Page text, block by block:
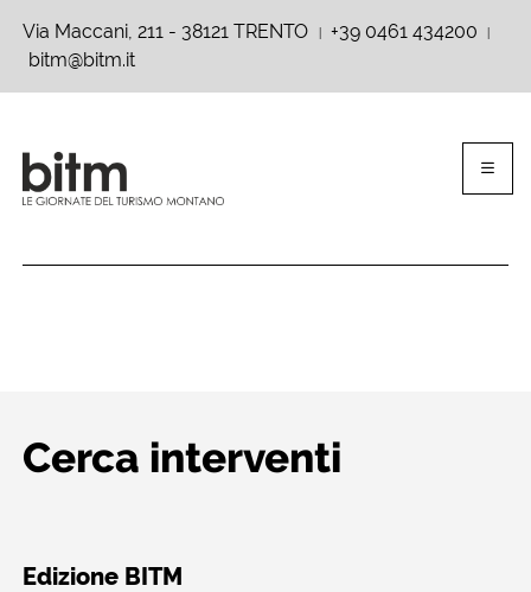
Via Maccani, 211 - 38121 TRENTO +39 0461 434200
bitm@bitm.it
Cerca interventi
Edizione BITM